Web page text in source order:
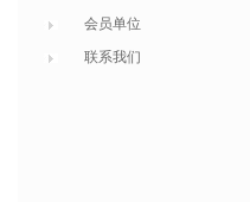
会员单位
联系我们